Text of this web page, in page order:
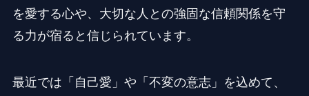
を愛する心や、大切な人との強固な信頼関係を守
る力が宿ると信じられています。
最近では「自己愛」や「不変の意志」を込めて、